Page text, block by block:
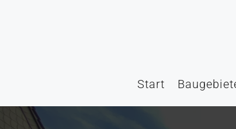
Start